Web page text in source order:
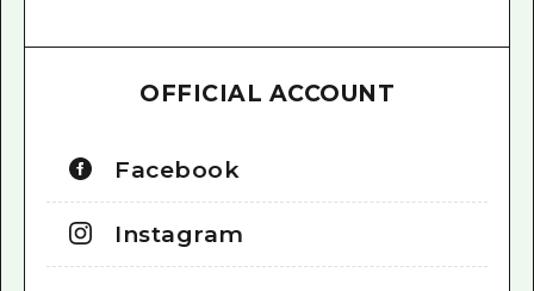
OFFICIAL ACCOUNT
Facebook
Instagram